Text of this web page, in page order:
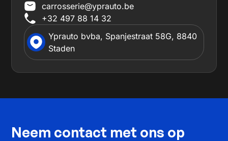
carrosserie@yprauto.be
+32 497 88 14 32
Yprauto bvba, Spanjestraat 58G, 8840
Staden
Neem contact met ons op